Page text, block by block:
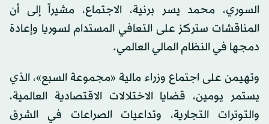
السوري، محمد يسر برنية، الاجتماع، مشيراً إلى أن
المناقشات ستركز على التعافي المستدام لسوريا وإعادة
دمجها في النظام المالي العالمي.
وتهيمن على اجتماع وزراء مالية «مجموعة السبع»، الذي
يستمر يومين، قضايا الاختلالات الاقتصادية العالمية،
والتوترات التجارية، وتداعيات الصراعات في الشرق